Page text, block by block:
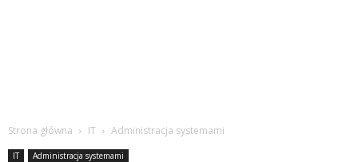
Strona główna IT Administracja systemami
IT Administracja systemami